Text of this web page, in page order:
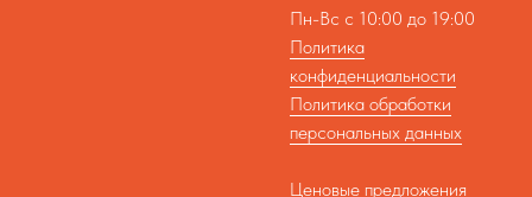
Пн-Вс с 10:00 до 19:00
Политика
конфиденциальности
Политика обработки
персональных данных
Ценовые предложения